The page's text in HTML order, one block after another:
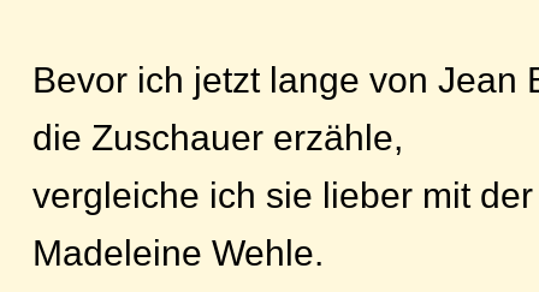
Bevor ich jetzt lange von Jean
die Zuschauer erzähle,
vergleiche ich sie lieber mit
Madeleine Wehle.